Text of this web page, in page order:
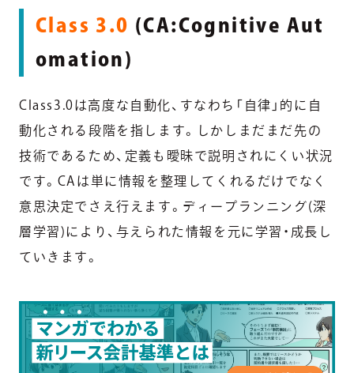
Class 3.0 (CA:Cognitive Aut
omation)
Class3.0は高度な自動化、すなわち「自律」的に自
動化される段階を指します。しかしまだまだ先の
技術であるため、定義も曖昧で説明されにくい状況
です。CAは単に情報を整理してくれるだけでなく
意思決定でさえ行えます。ディープランニング(深
層学習)により、与えられた情報を元に学習・成長し
ていきます。